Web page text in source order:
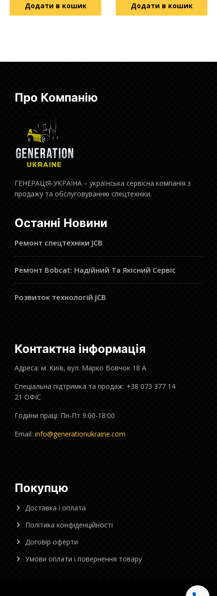
Додати в кошик Додати в кошик
Про Компанію
ГЕНЕРАЦІЯ-УКРАЇНА – українська сервісна компанія з
продажу та обслуговуванню спецтехніки.
Останні Новини
Ремонт спецтехніки JCB
Ремонт Bobcat: Надійний Та Якісний Сервіс
Розвиток технологій JCB
Контактна інформація
Адреса: м. Київ, вул. Марко Вовчок 18 А
Спеціальна підтримка та продаж: +38 073 377 14
21 ОФІС
Години праці: Пн-Пт 9:00-18:00
Email: info@generationukraine.com
Покупцю
Доставка і оплата
Політика конфіденційності
Договір оферти
Умови оплати і повернення товару